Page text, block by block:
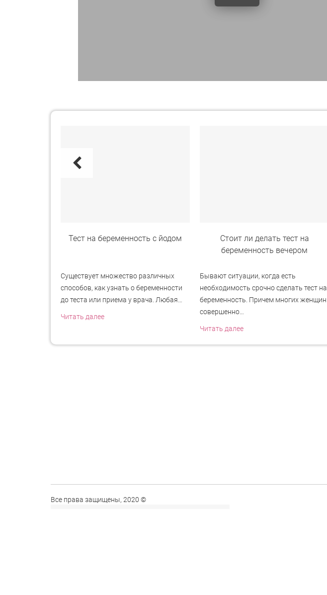
Тест на беременность с йодом
Существует множество различных
способов, как узнать о беременности
до теста или приема у врача. Любая…
Читать далее
Стоит ли делать тест на
беременность вечером
Бывают ситуации, когда есть
необходимость срочно сделать тест на
беременность. Причем многих женщин
совершенно…
Читать далее
Все права защищены, 2020 ©